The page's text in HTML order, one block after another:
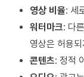
영상 비율: 세
워터마크: 다
영상은 허용
콘텐츠: 정적